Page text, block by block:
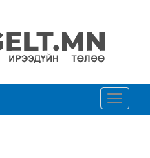
Toggle